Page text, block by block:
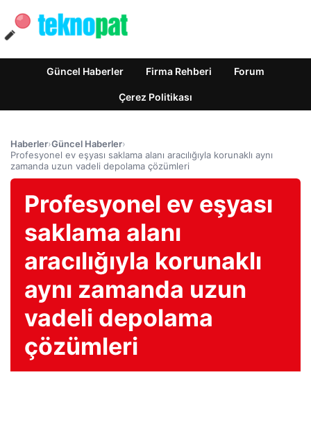
Güncel Haberler Firma Rehberi Forum
Çerez Politikası
Haberler›Güncel Haberler›
Profesyonel ev eşyası saklama alanı aracılığıyla korunaklı aynı
zamanda uzun vadeli depolama çözümleri
Profesyonel ev eşyası
saklama alanı
aracılığıyla korunaklı
aynı zamanda uzun
vadeli depolama
çözümleri